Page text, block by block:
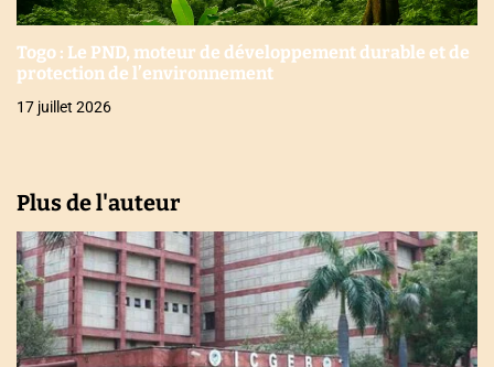
Togo : Le PND, moteur de développement durable et de
protection de l’environnement
17 juillet 2026
Plus de l'auteur